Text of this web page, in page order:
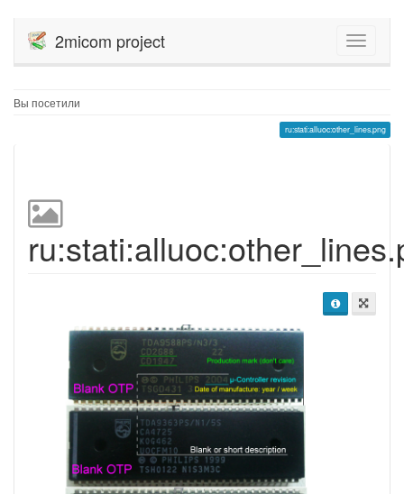
2micom project
Вы посетили
ru:stati:alluoc:other_lines.png